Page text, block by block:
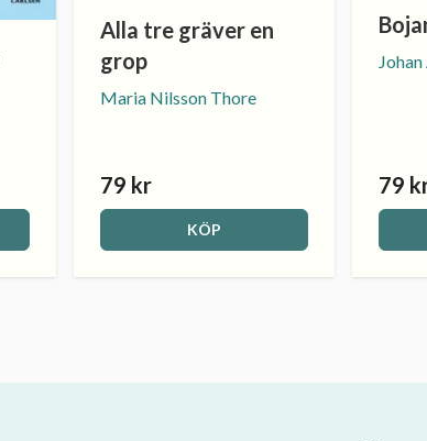
Alla tre gräver en
grop
Maria Nilsson Thore
79 kr
KÖP
79